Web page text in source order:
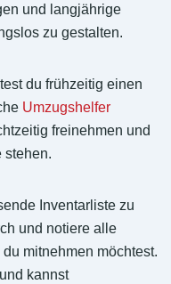
und langjährige
zu gestalten.
du frühzeitig einen
Umzugshelfer
freinehmen und
stehen.
Inventarliste zu
und notiere alle
mitnehmen möchtest.
kannst